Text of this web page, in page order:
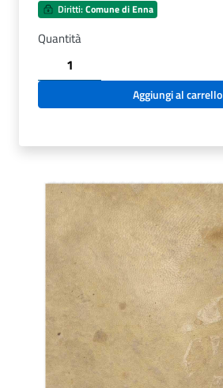
Diritti:Comune di Enna
Quantità
B.
22
LEGGI
LORO
ORDINE
NATURALE.
GIOVANNI
DOMAT.
1798.
TOMO
quantità
Aggiungi al carrello